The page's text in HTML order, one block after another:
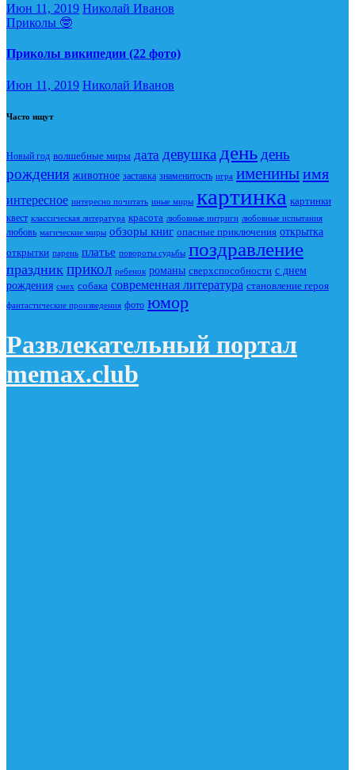
Июн 11, 2019 Николай Иванов
Приколы 🤓
Приколы википедии (22 фото)
Июн 11, 2019 Николай Иванов
Часто ищут
Новый год волшебные миры дата девушка деньдень
рождения животное заставка знаменитость игра имениныимя
интересное интересно почитать иные миры картинка картинки
квест классическая литература красота любовные интриги любовные испытания
любовь магические миры обзоры книг опасные приключения открытка
открытки парень платье повороты судьбы поздравление
праздник прикол ребенок романы сверхспособности с днем
рождения смех собака современная литература становление героя
фантастические произведения фото юмор
Развлекательный портал
memax.club